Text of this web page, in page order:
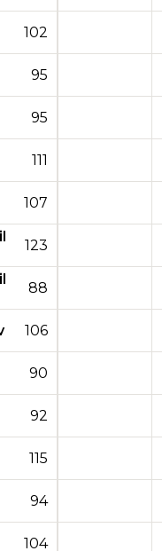
102
95
95
111
107
123
88
106
90
92
115
94
104